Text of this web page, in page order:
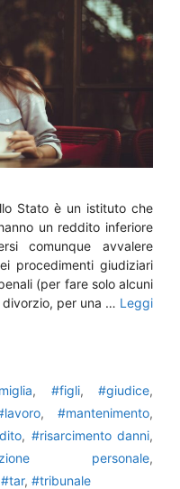
Stato è un istituto che
un reddito inferiore
comunque avvalere
procedimenti giudiziari
(per fare solo alcuni
divorzio, per una … Leggi
, #figli,#giudice,
, #mantenimento,
, #risarcimento danni,
personale,
#tar, #tribunale